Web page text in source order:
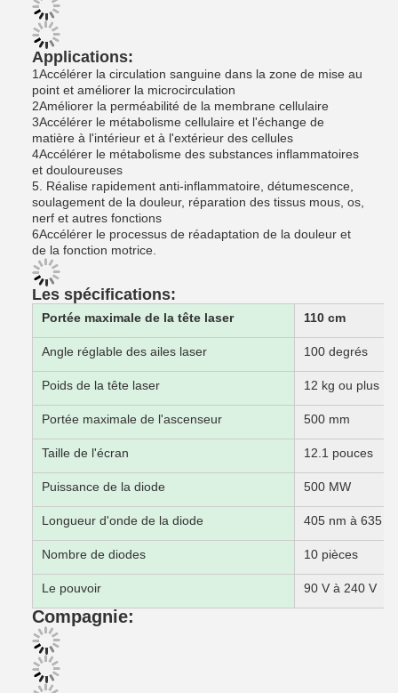
Applications:
1Accélérer la circulation sanguine dans la zone de mise au
point et améliorer la microcirculation
2Améliorer la perméabilité de la membrane cellulaire
3Accélérer le métabolisme cellulaire et l'échange de
matière à l'intérieur et à l'extérieur des cellules
4Accélérer le métabolisme des substances inflammatoires
et douloureuses
5. Réalise rapidement anti-inflammatoire, détumescence,
soulagement de la douleur, réparation des tissus mous, os,
nerf et autres fonctions
6Accélérer le processus de réadaptation de la douleur et
de la fonction motrice.
Les spécifications:
Portée maximale de la tête laser 110 cm
Angle réglable des ailes laser 100 degrés
Poids de la tête laser 12 kg ou plus
Portée maximale de l'ascenseur 500 mm
Taille de l'écran 12.1 pouces
Puissance de la diode 500 MW
Longueur d'onde de la diode 405 nm à 635
Nombre de diodes 10 pièces
Le pouvoir 90 V à 240 V
Compagnie: